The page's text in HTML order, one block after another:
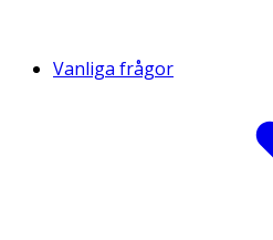
Vanliga frågor